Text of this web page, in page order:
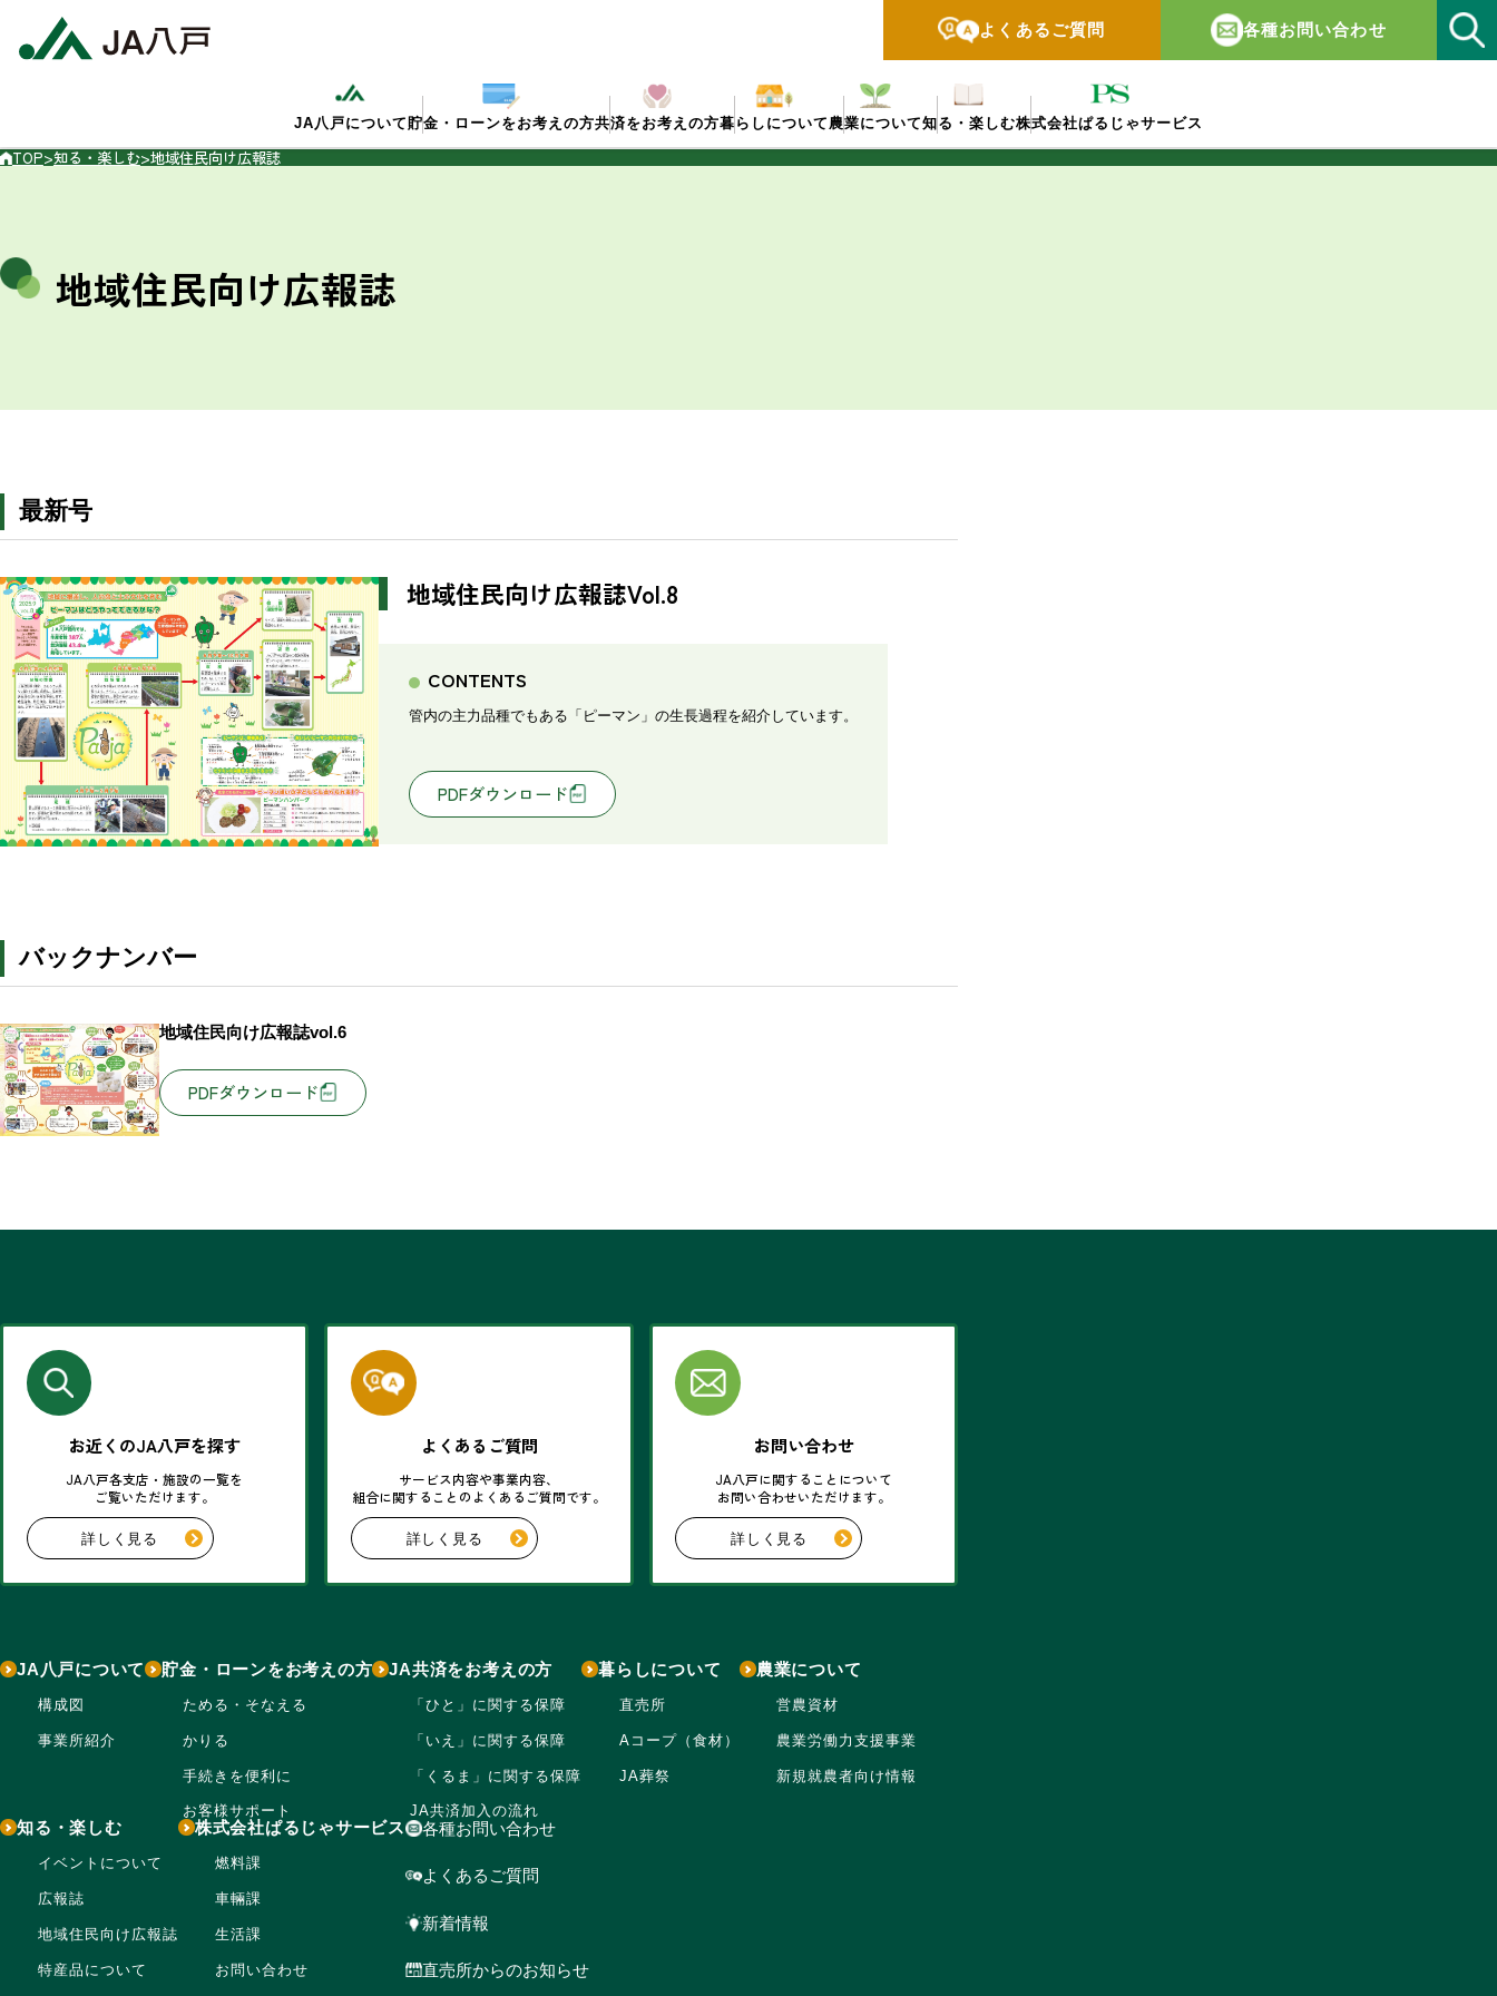
よくあるご質問 各種お問い合わせ
JA八戸について 貯金・ローンをお考えの方共済をお考えの方暮らしについて 農業について知る・楽しむ株式会社ぱるじゃサービス
TOP>知る・楽しむ>地域住民向け広報誌
地域住民向け広報誌
最新号
地域住民向け広報誌Vol.8
CONTENTS
管内の主力品種でもある「ピーマン」の生長過程を紹介しています。
PDFダウンロード
バックナンバー
地域住民向け広報誌vol.6
PDFダウンロード
お近くのJA八戸を探す
JA八戸各支店・施設の一覧を
ご覧いただけます。
詳しく見る
よくあるご質問
サービス内容や事業内容、
組合に関することのよくあるご質問です。
詳しく見る
お問い合わせ
JA八戸に関することについて
お問い合わせいただけます。
詳しく見る
JA八戸について
構成図
事業所紹介
貯金・ローンをお考えの方
ためる・そなえる
かりる
手続きを便利に
お客様サポート
JA共済をお考えの方
「ひと」に関する保障
「いえ」に関する保障
「くるま」に関する保障
JA共済加入の流れ
暮らしについて
直売所
Aコープ（食材）
JA葬祭
農業について
営農資材
農業労働力支援事業
新規就農者向け情報
知る・楽しむ
イベントについて
広報誌
地域住民向け広報誌
特産品について
株式会社ぱるじゃサービス
燃料課
車輛課
生活課
お問い合わせ
各種お問い合わせ
よくあるご質問
新着情報
直売所からのお知らせ